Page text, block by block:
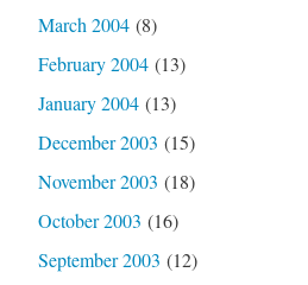
March 2004(8)
February 2004(13)
January 2004(13)
December 2003 (15)
November 2003 (18)
October 2003 (16)
September 2003 (12)